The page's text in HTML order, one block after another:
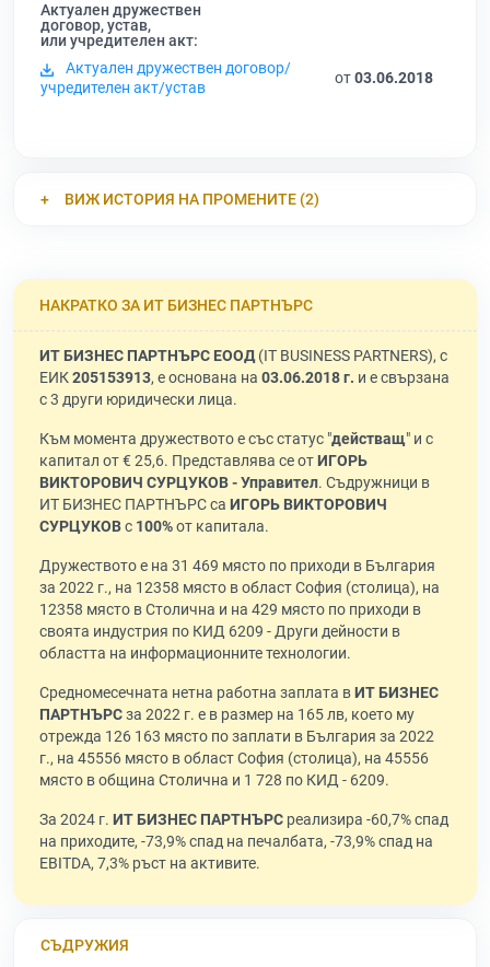
Актуален дружествен
договор, устав,
или учредителен акт:
Актуален дружествен договор/
учредителен акт/устав
от03.06.2018
ВИЖ ИСТОРИЯ НА ПРОМЕНИТЕ (2)
НАКРАТКО ЗА ИТ БИЗНЕС ПАРТНЪРС
ИТ БИЗНЕС ПАРТНЪРС ЕООД(IT BUSINESS PARTNERS), с
ЕИК205153913, е основана на 03.06.2018 г. и е свързана
с 3 други юридически лица.
Към момента дружеството е със статус "действащ" и с
капитал от € 25,6. Представлява се отИГОРЬ
ВИКТОРОВИЧ СУРЦУКОВ - Управител. Съдружници в
ИТ БИЗНЕС ПАРТНЪРС са ИГОРЬ ВИКТОРОВИЧ
СУРЦУКОВс 100%от капитала.
Дружеството е на 31 469 място по приходи в България
за 2022 г., на 12358 място в област София (столица), на
12358 място в Столична и на 429 място по приходи в
своята индустрия по КИД 6209 - Други дейности в
областта на информационните технологии.
Средномесечната нетна работна заплата вИТ БИЗНЕС
ПАРТНЪРСза 2022 г. е в размер на 165 лв, което му
отрежда 126 163 място по заплати в България за 2022
г., на 45556 място в област София (столица), на 45556
място в община Столична и 1 728 по КИД - 6209.
За 2024 г. ИТ БИЗНЕС ПАРТНЪРС реализира -60,7% спад
на приходите, -73,9% спад на печалбата, -73,9% спад на
EBITDA, 7,3% ръст на активите.
СЪДРУЖИЯ